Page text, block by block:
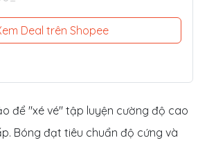
Deal trên Shopee
để "xé vé" tập luyện cường độ cao
Bóng đạt tiêu chuẩn độ cứng và